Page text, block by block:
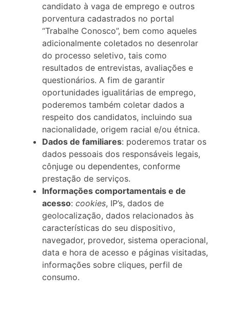
candidato à vaga de emprego e outros
porventura cadastrados no portal
“Trabalhe Conosco”, bem como aqueles
adicionalmente coletados no desenrolar
do processo seletivo, tais como
resultados de entrevistas, avaliações e
questionários. A fim de garantir
oportunidades igualitárias de emprego,
poderemos também coletar dados a
respeito dos candidatos, incluindo sua
nacionalidade, origem racial e/ou étnica.
Dados de familiares: poderemos tratar os
dados pessoais dos responsáveis legais,
cônjuge ou dependentes, conforme
prestação de serviços.
Informações comportamentais e de
acesso:cookies, IP’s, dados de
geolocalização, dados relacionados às
características do seu dispositivo,
navegador, provedor, sistema operacional,
data e hora de acesso e páginas visitadas,
informações sobre cliques, perfil de
consumo.